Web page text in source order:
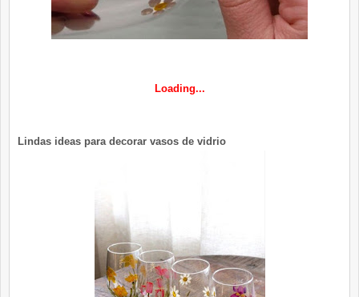
Loading...
Lindas ideas para decorar vasos de vidrio